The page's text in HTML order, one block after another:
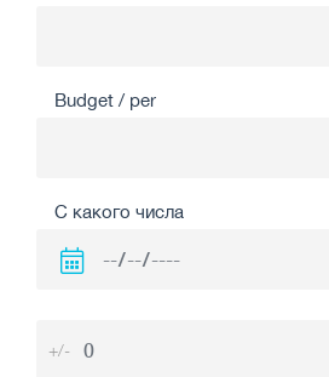
Budget / per
С какого числа
+/-